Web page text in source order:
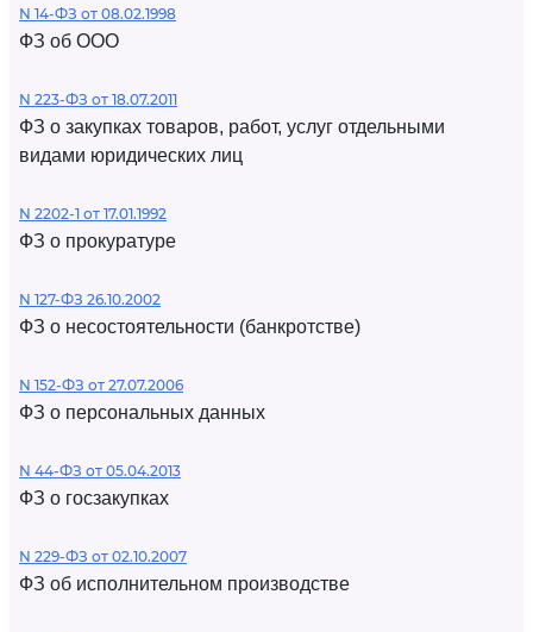
N 14-ФЗ от 08.02.1998
ФЗ об ООО
N 223-ФЗ от 18.07.2011
ФЗ о закупках товаров, работ, услуг отдельными
видами юридических лиц
N 2202-1 от 17.01.1992
ФЗ о прокуратуре
N 127-ФЗ 26.10.2002
ФЗ о несостоятельности (банкротстве)
N 152-ФЗ от 27.07.2006
ФЗ о персональных данных
N 44-ФЗ от 05.04.2013
ФЗ о госзакупках
N 229-ФЗ от 02.10.2007
ФЗ об исполнительном производстве